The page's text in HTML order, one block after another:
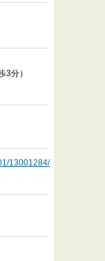
3分）
13001284/